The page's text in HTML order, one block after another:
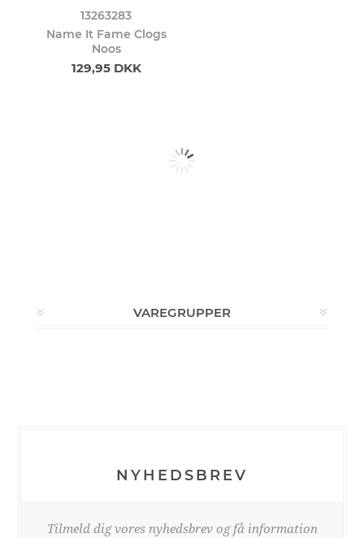
13263283
Name It Fame Clogs
Noos
129,95 DKK
VAREGRUPPER
NYHEDSBREV
Tilmeld dig vores nyhedsbrev og få information